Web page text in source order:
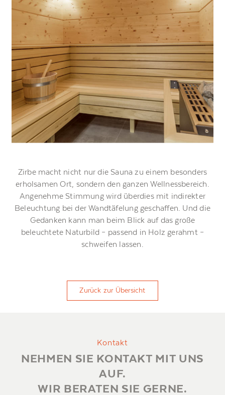
Zirbe macht nicht nur die Sauna zu einem besonders
erholsamen Ort, sondern den ganzen Wellnessbereich.
Angenehme Stimmung wird überdies mit indirekter
Beleuchtung bei der Wandtäfelung geschaffen. Und die
Gedanken kann man beim Blick auf das große
beleuchtete Naturbild – passend in Holz gerahmt –
schweifen lassen.
Zurück zur Übersicht
Kontakt
NEHMEN SIE KONTAKT MIT UNS
AUF.
WIR BERATEN SIE GERNE.